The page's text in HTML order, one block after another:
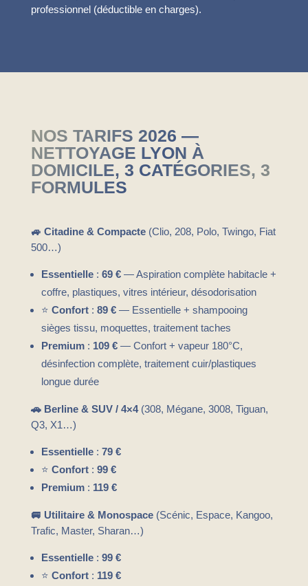
professionnel (déductible en charges).
NOS TARIFS 2026 —
NETTOYAGE LYON À
DOMICILE, 3 CATÉGORIES, 3
FORMULES
🚙 Citadine & Compacte(Clio, 208, Polo, Twingo, Fiat
500…)
Essentielle: 69 €— Aspiration complète habitacle +
coffre, plastiques, vitres intérieur, désodorisation
⭐ Confort: 89 €— Essentielle + shampooing
sièges tissu, moquettes, traitement taches
Premium: 109 €— Confort + vapeur 180°C,
désinfection complète, traitement cuir/plastiques
longue durée
🚗 Berline & SUV / 4×4(308, Mégane, 3008, Tiguan,
Q3, X1…)
Essentielle: 79 €
⭐ Confort: 99 €
Premium: 119 €
🚐 Utilitaire & Monospace(Scénic, Espace, Kangoo,
Trafic, Master, Sharan…)
Essentielle: 99 €
⭐ Confort: 119 €